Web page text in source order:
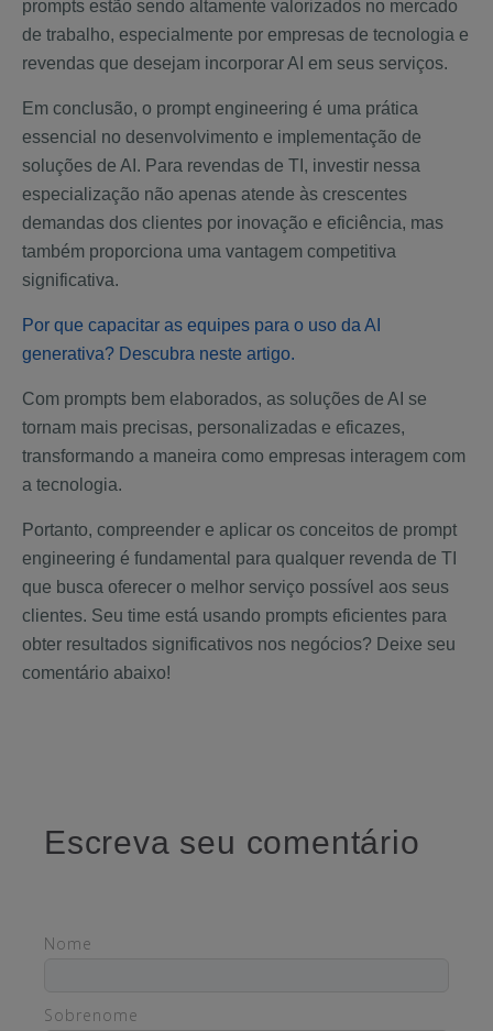
prompts estão sendo altamente valorizados no mercado
de trabalho, especialmente por empresas de tecnologia e
revendas que desejam incorporar AI em seus serviços.
Em conclusão, o prompt engineering é uma prática
essencial no desenvolvimento e implementação de
soluções de AI. Para revendas de TI, investir nessa
especialização não apenas atende às crescentes
demandas dos clientes por inovação e eficiência, mas
também proporciona uma vantagem competitiva
significativa.
Por que capacitar as equipes para o uso da AI
generativa? Descubra neste artigo.
Com prompts bem elaborados, as soluções de AI se
tornam mais precisas, personalizadas e eficazes,
transformando a maneira como empresas interagem com
a tecnologia.
Portanto, compreender e aplicar os conceitos de prompt
engineering é fundamental para qualquer revenda de TI
que busca oferecer o melhor serviço possível aos seus
clientes. Seu time está usando prompts eficientes para
obter resultados significativos nos negócios? Deixe seu
comentário abaixo!
Escreva seu comentário
Nome
Sobrenome